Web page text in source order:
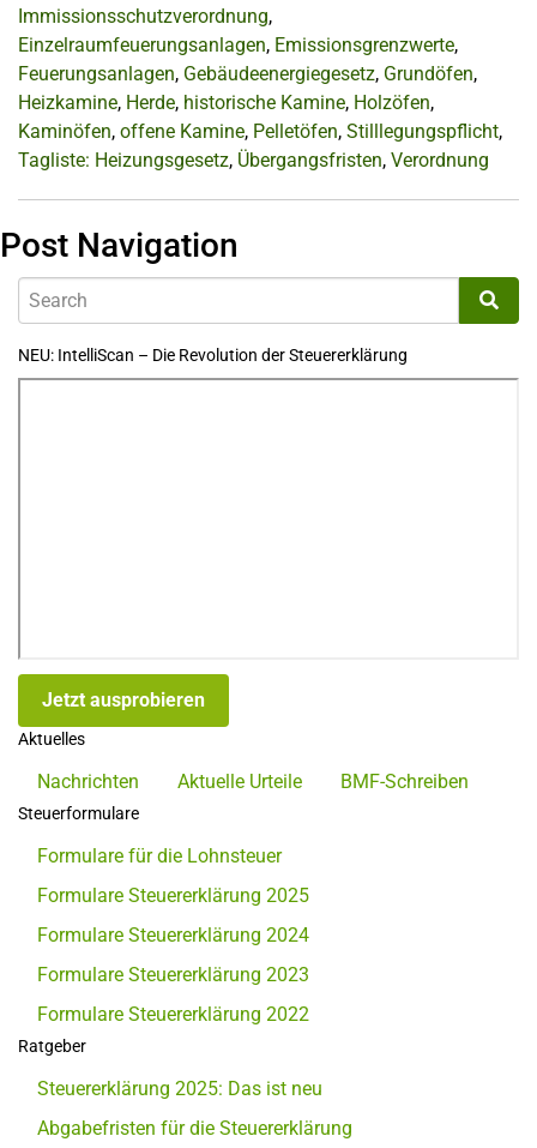
Immissionsschutzverordnung,
Einzelraumfeuerungsanlagen, Emissionsgrenzwerte,
Feuerungsanlagen, Gebäudeenergiegesetz, Grundöfen,
Heizkamine, Herde, historische Kamine, Holzöfen,
Kaminöfen, offene Kamine, Pelletöfen, Stilllegungspflicht,
Tagliste: Heizungsgesetz, Übergangsfristen, Verordnung
Post Navigation
NEU: IntelliScan – Die Revolution der Steuererklärung
Jetzt ausprobieren
Aktuelles
Nachrichten Aktuelle Urteile BMF-Schreiben
Steuerformulare
Formulare für die Lohnsteuer
Formulare Steuererklärung 2025
Formulare Steuererklärung 2024
Formulare Steuererklärung 2023
Formulare Steuererklärung 2022
Ratgeber
Steuererklärung 2025: Das ist neu
Abgabefristen für die Steuererklärung